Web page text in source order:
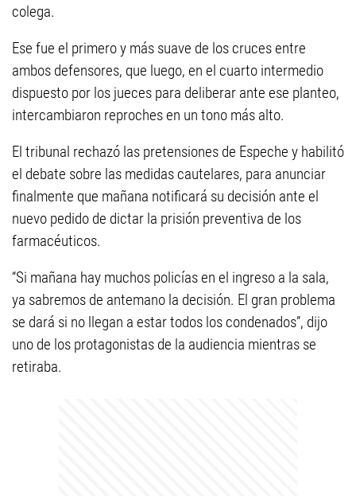
colega.
Ese fue el primero y más suave de los cruces entre
ambos defensores, que luego, en el cuarto intermedio
dispuesto por los jueces para deliberar ante ese planteo,
intercambiaron reproches en un tono más alto.
El tribunal rechazó las pretensiones de Espeche y habilitó
el debate sobre las medidas cautelares, para anunciar
finalmente que mañana notificará su decisión ante el
nuevo pedido de dictar la prisión preventiva de los
farmacéuticos.
“Si mañana hay muchos policías en el ingreso a la sala,
ya sabremos de antemano la decisión. El gran problema
se dará si no llegan a estar todos los condenados”, dijo
uno de los protagonistas de la audiencia mientras se
retiraba.